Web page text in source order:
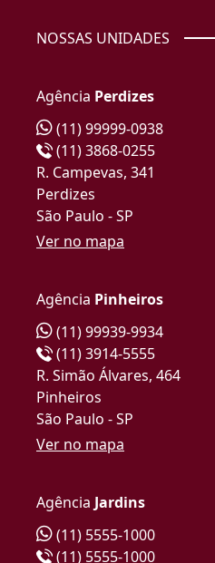
NOSSAS UNIDADES
Agência Perdizes
(11) 99999-0938
(11) 3868-0255
R. Campevas, 341
Perdizes
São Paulo - SP
Ver no mapa
Agência Pinheiros
(11) 99939-9934
(11) 3914-5555
R. Simão Álvares, 464
Pinheiros
São Paulo - SP
Ver no mapa
Agência Jardins
(11) 5555-1000
(11) 5555-1000